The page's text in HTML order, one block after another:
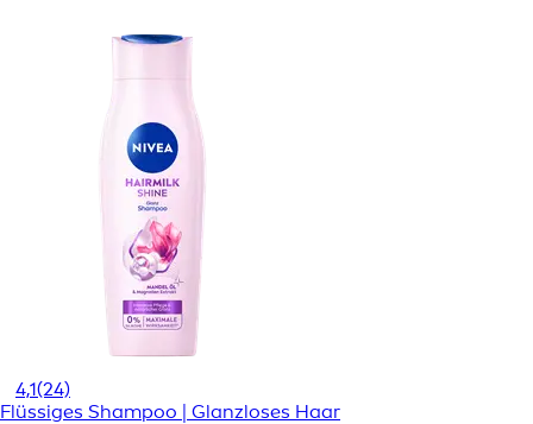
4,1(24)
Flüssiges Shampoo | Glanzloses Haar